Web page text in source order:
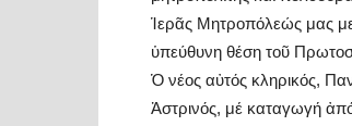
Ἱερᾶς Μητροπόλεώς μας
ὑπεύθυνη θέση τοῦ
Ὁ νέος αὐτός κληρικός,
Ἀστρινός, μέ καταγωγή